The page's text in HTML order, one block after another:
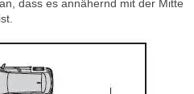
dass es annähernd mit der Mitte